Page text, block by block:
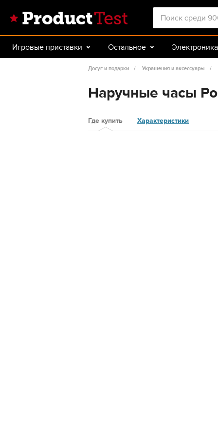
Игровые приставки Остальное Электроника
Авто Спорт и туризм
Досуг и подарки Украшения и аксессуары
Наручные часы
Где купить Характеристики